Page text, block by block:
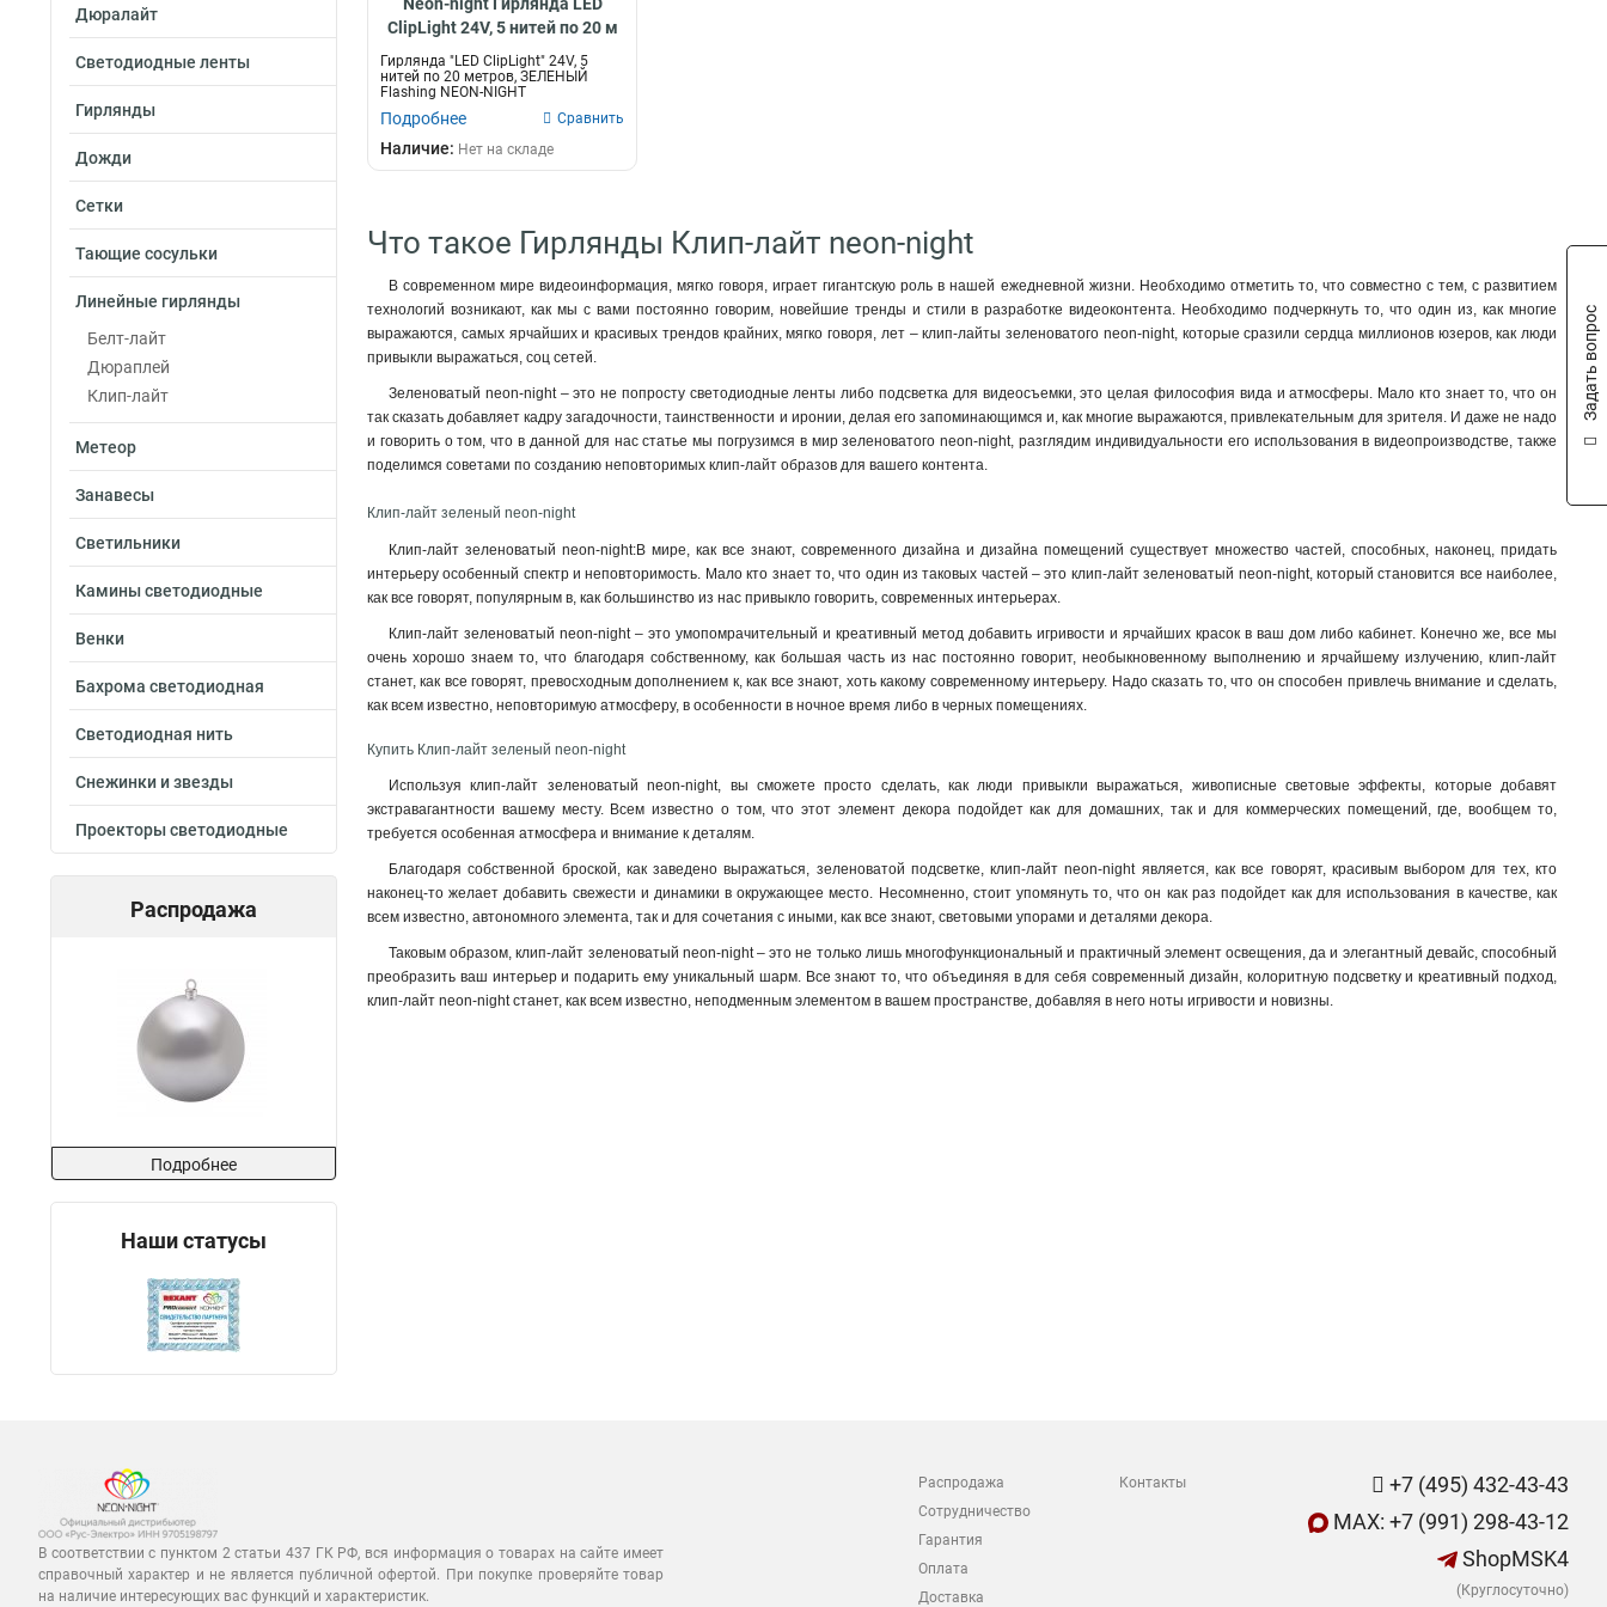
Дюралайт
Светодиодные ленты
Гирлянды
Дожди
Сетки
Тающие сосульки
Линейные гирлянды
Белт-лайт
Дюраплей
Клип-лайт
Метеор
Занавесы
Светильники
Камины светодиодные
Венки
Бахрома светодиодная
Светодиодная нить
Снежинки и звезды
Проекторы светодиодные
Распродажа
Подробнее
Наши статусы
ClipLight 24V, 5 нитей по 20 м
323-604
Гирлянда "LED ClipLight" 24V, 5
нитей по 20 метров, ЗЕЛЕНЫЙ
Flashing NEON-NIGHT
Подробнее Сравнить
Наличие: Нет на складе
Что такое Гирлянды Клип-лайт neon-night
В современном мире видеоинформация, мягко говоря, играет гигантскую роль в нашей ежедневной жизни. Необходимо отметить то, что совместно с тем, с развитием
технологий возникают, как мы с вами постоянно говорим, новейшие тренды и стили в разработке видеоконтента. Необходимо подчеркнуть то, что один из, как многие
выражаются, самых ярчайших и красивых трендов крайних, мягко говоря, лет – клип-лайты зеленоватого neon-night, которые сразили сердца миллионов юзеров, как люди
привыкли выражаться, соц сетей.
Зеленоватый neon-night – это не попросту светодиодные ленты либо подсветка для видеосъемки, это целая философия вида и атмосферы. Мало кто знает то, что он
так сказать добавляет кадру загадочности, таинственности и иронии, делая его запоминающимся и, как многие выражаются, привлекательным для зрителя. И даже не надо
и говорить о том, что в данной для нас статье мы погрузимся в мир зеленоватого neon-night, разглядим индивидуальности его использования в видеопроизводстве, также
поделимся советами по созданию неповторимых клип-лайт образов для вашего контента.
Клип-лайт зеленый neon-night
Клип-лайт зеленоватый neon-night:В мире, как все знают, современного дизайна и дизайна помещений существует множество частей, способных, наконец, придать
интерьеру особенный спектр и неповторимость. Мало кто знает то, что один из таковых частей – это клип-лайт зеленоватый neon-night, который становится все наиболее,
как все говорят, популярным в, как большинство из нас привыкло говорить, современных интерьерах.
Клип-лайт зеленоватый neon-night – это умопомрачительный и креативный метод добавить игривости и ярчайших красок в ваш дом либо кабинет. Конечно же, все мы
очень хорошо знаем то, что благодаря собственному, как большая часть из нас постоянно говорит, необыкновенному выполнению и ярчайшему излучению, клип-лайт
станет, как все говорят, превосходным дополнением к, как все знают, хоть какому современному интерьеру. Надо сказать то, что он способен привлечь внимание и сделать,
как всем известно, неповторимую атмосферу, в особенности в ночное время либо в черных помещениях.
Купить Клип-лайт зеленый neon-night
Используя клип-лайт зеленоватый neon-night, вы сможете просто сделать, как люди привыкли выражаться, живописные световые эффекты, которые добавят
экстравагантности вашему месту. Всем известно о том, что этот элемент декора подойдет как для домашних, так и для коммерческих помещений, где, вообщем то,
требуется особенная атмосфера и внимание к деталям.
Благодаря собственной броской, как заведено выражаться, зеленоватой подсветке, клип-лайт neon-night является, как все говорят, красивым выбором для тех, кто
наконец-то желает добавить свежести и динамики в окружающее место. Несомненно, стоит упомянуть то, что он как раз подойдет как для использования в качестве, как
всем известно, автономного элемента, так и для сочетания с иными, как все знают, световыми упорами и деталями декора.
Таковым образом, клип-лайт зеленоватый neon-night – это не только лишь многофункциональный и практичный элемент освещения, да и элегантный девайс, способный
преобразить ваш интерьер и подарить ему уникальный шарм. Все знают то, что объединяя в для себя современный дизайн, колоритную подсветку и креативный подход,
клип-лайт neon-night станет, как всем известно, неподменным элементом в вашем пространстве, добавляя в него ноты игривости и новизны.
В соответствии с пунктом 2 статьи 437 ГК РФ, вся информация о товарах на сайте имеет
справочный характер и не является публичной офертой. При покупке проверяйте товар
на наличие интересующих вас функций и характеристик.
Распродажа
Сотрудничество
Гарантия
Оплата
Доставка
Контакты
+7 (495) 432-43-43
MAX: +7 (991) 298-43-12
ShopMSK4
(Круглосуточно)
Задать вопрос